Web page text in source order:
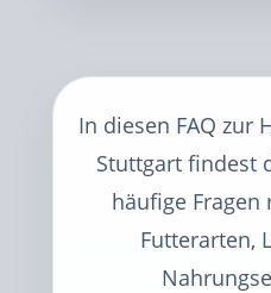
In diesen FAQ zur
Stuttgart findest
häufige Fragen
Futterarten,